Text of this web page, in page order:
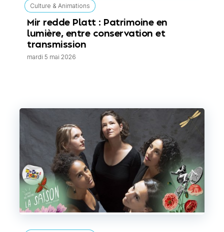
Culture & Animations
Mir redde Platt : Patrimoine en
lumière, entre conservation et
transmission
mardi 5 mai 2026